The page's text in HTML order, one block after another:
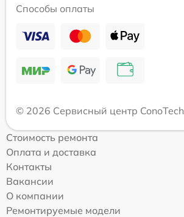
Способы оплаты
© 2026 Сервисный центр ConoTech
Стоимость ремонта
Оплата и доставка
Контакты
Вакансии
О компании
Ремонтируемые модели